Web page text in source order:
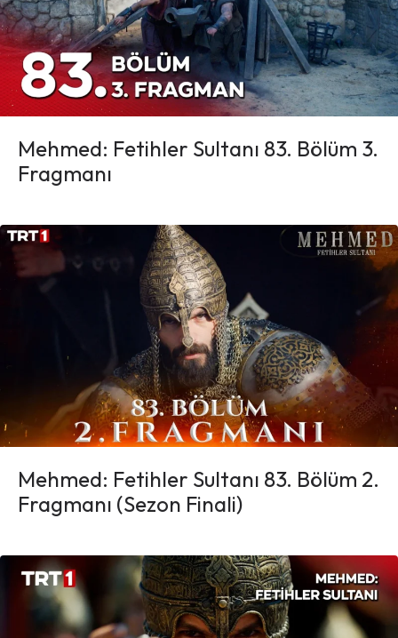
Mehmed: Fetihler Sultanı 83. Bölüm 3.
Fragmanı
Mehmed: Fetihler Sultanı 83. Bölüm 2.
Fragmanı (Sezon Finali)